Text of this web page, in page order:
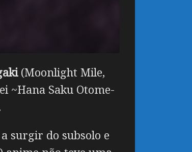
(Moonlight Mile,
~Hana Saku Otome-
surgir do subsolo e